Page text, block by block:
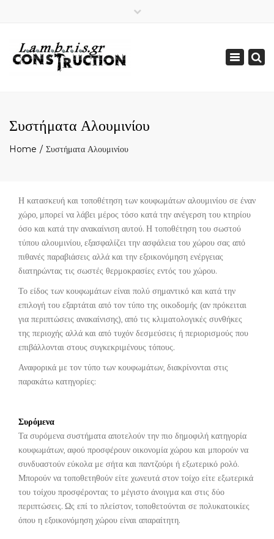
Toggle
Συστήματα Αλουμινίου
Home Συστήματα Αλουμινίου
Η κατασκευή και τοποθέτηση των κουφωμάτων αλουμινίου σε έναν
χώρο, μπορεί να λάβει μέρος τόσο κατά την ανέγερση του κτηρίου
όσο και κατά την ανακαίνιση αυτού. Η τοποθέτηση του σωστού
τύπου αλουμινίου, εξασφαλίζει την ασφάλεια του χώρου σας από
πιθανές παραβιάσεις αλλά και την εξοικονόμηση ενέργειας
διατηρώντας τις σωστές θερμοκρασίες εντός του χώρου.
Το είδος των κουφωμάτων είναι πολύ σημαντικό και κατά την
επιλογή του εξαρτάται από τον τύπο της οικοδομής (αν πρόκειται
για περιπτώσεις ανακαίνισης), από τις κλιματολογικές συνθήκες
της περιοχής αλλά και από τυχόν δεσμεύσεις ή περιορισμούς που
επιβάλλονται στους συγκεκριμένους τόπους.
Αναφορικά με τον τύπο των κουφωμάτων, διακρίνονται στις
παρακάτω κατηγορίες:
Συρόμενα
Τα συρόμενα συστήματα αποτελούν την πιο δημοφιλή κατηγορία
κουφωμάτων, αφού προσφέρουν οικονομία χώρου και μπορούν να
συνδυαστούν εύκολα με σήτα και παντζούρι ή εξωτερικό ρολό.
Μπορούν να τοποθετηθούν είτε χωνευτά στον τοίχο είτε εξωτερικά
του τοίχου προσφέροντας το μέγιστο άνοιγμα και στις δύο
περιπτώσεις. Ως επί το πλείστον, τοποθετούνται σε πολυκατοικίες
όπου η εξοικονόμηση χώρου είναι απαραίτητη.